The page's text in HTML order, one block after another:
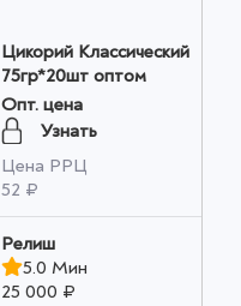
Цикорий Классический
75гр*20шт оптом
Опт. цена
Узнать
Цена РРЦ
52 ₽
Релиш
5.0 Мин
25 000 ₽